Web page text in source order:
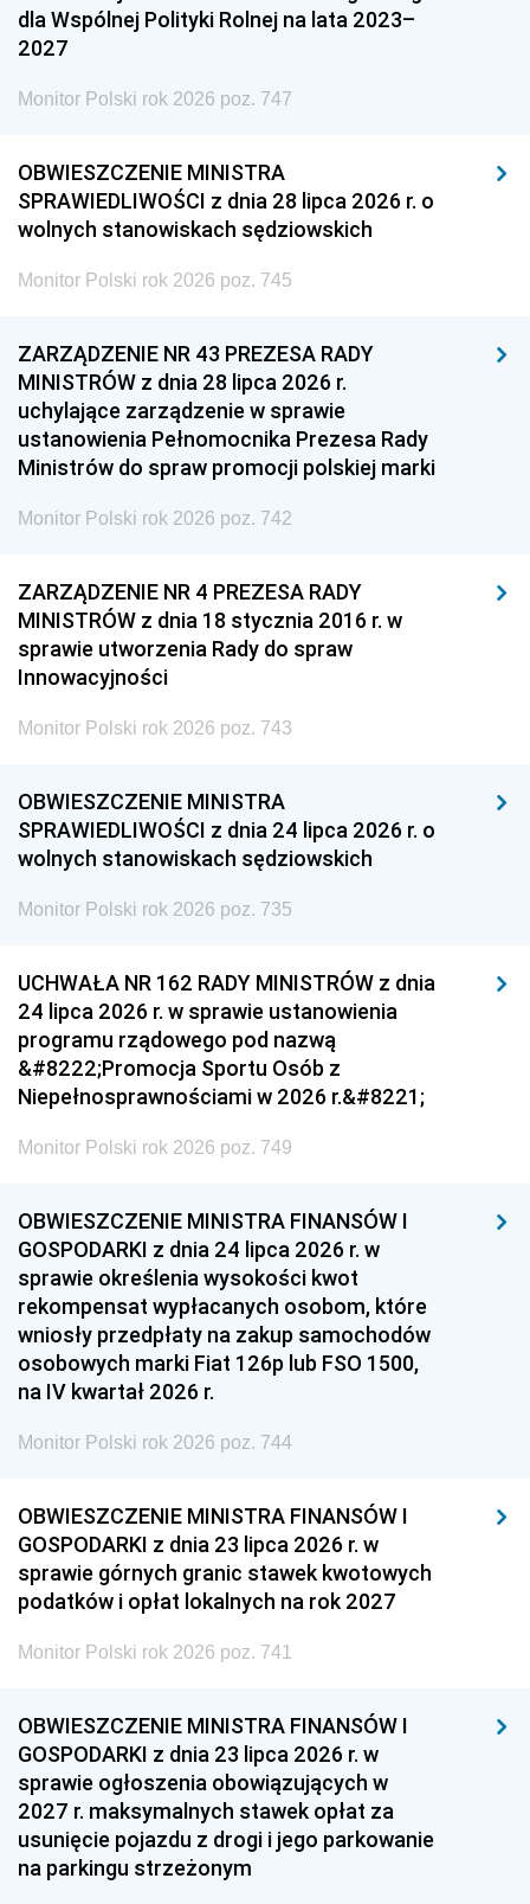
dla Wspólnej Polityki Rolnej na lata 2023–
2027
Monitor Polski rok 2026 poz. 747
OBWIESZCZENIE MINISTRA
SPRAWIEDLIWOŚCI z dnia 28 lipca 2026 r. o
wolnych stanowiskach sędziowskich
Monitor Polski rok 2026 poz. 745
ZARZĄDZENIE NR 43 PREZESA RADY
MINISTRÓW z dnia 28 lipca 2026 r.
uchylające zarządzenie w sprawie
ustanowienia Pełnomocnika Prezesa Rady
Ministrów do spraw promocji polskiej marki
Monitor Polski rok 2026 poz. 742
ZARZĄDZENIE NR 4 PREZESA RADY
MINISTRÓW z dnia 18 stycznia 2016 r. w
sprawie utworzenia Rady do spraw
Innowacyjności
Monitor Polski rok 2026 poz. 743
OBWIESZCZENIE MINISTRA
SPRAWIEDLIWOŚCI z dnia 24 lipca 2026 r. o
wolnych stanowiskach sędziowskich
Monitor Polski rok 2026 poz. 735
UCHWAŁA NR 162 RADY MINISTRÓW z dnia
24 lipca 2026 r. w sprawie ustanowienia
programu rządowego pod nazwą
&#8222;Promocja Sportu Osób z
Niepełnosprawnościami w 2026 r.&#8221;
Monitor Polski rok 2026 poz. 749
OBWIESZCZENIE MINISTRA FINANSÓW I
GOSPODARKI z dnia 24 lipca 2026 r. w
sprawie określenia wysokości kwot
rekompensat wypłacanych osobom, które
wniosły przedpłaty na zakup samochodów
osobowych marki Fiat 126p lub FSO 1500,
na IV kwartał 2026 r.
Monitor Polski rok 2026 poz. 744
OBWIESZCZENIE MINISTRA FINANSÓW I
GOSPODARKI z dnia 23 lipca 2026 r. w
sprawie górnych granic stawek kwotowych
podatków i opłat lokalnych na rok 2027
Monitor Polski rok 2026 poz. 741
OBWIESZCZENIE MINISTRA FINANSÓW I
GOSPODARKI z dnia 23 lipca 2026 r. w
sprawie ogłoszenia obowiązujących w
2027 r. maksymalnych stawek opłat za
usunięcie pojazdu z drogi i jego parkowanie
na parkingu strzeżonym